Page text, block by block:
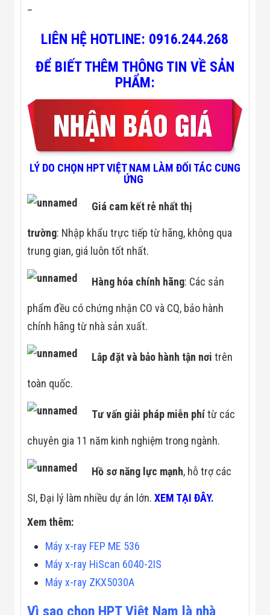
Dự Án Kho
Logistics
Tin Tức
Tin Khuyến Mãi
Tin Tuyển Dụng
Liên Hệ
–
LIÊN HỆ HOTLINE: 0916.244.268
ĐỂ BIẾT THÊM THÔNG TIN VỀ SẢN
PHẨM:
LÝ DO CHỌN HPT VIỆT NAM LÀM ĐỐI TÁC CUNG
ỨNG
Giá cam kết rẻ nhất thị
trường: Nhập khẩu trực tiếp từ hãng, không qua
trung gian, giá luôn tốt nhất.
Hàng hóa chính hãng: Các sản
phẩm đều có chứng nhận CO và CQ, bảo hành
chính hãng từ nhà sản xuất.
Lắp đặt và bảo hành tận nơi trên
toàn quốc.
Tư vấn giải pháp miễn phítừ các
chuyên gia 11 năm kinh nghiệm trong ngành.
Hồ sơ năng lực mạnh, hỗ trợ các
SI, Đại lý làm nhiều dự án lớn.XEM TẠI ĐÂY.
Xem thêm:
Máy x-ray FEP ME 536
Máy x-ray HiScan 6040-2IS
Máy x-ray ZKX5030A
Vì sao chọn HPT Việt Nam là nhà